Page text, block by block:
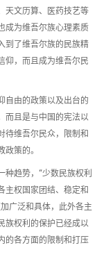
天文历算、医药技艺等
成为维吾尔族心理素质
到了维吾尔族的民族精
仰，而且成为维吾尔民
自由的政策以及出台的
而且是与中国的宪法以
待维吾尔民众，限制和
策的。
趋势，“少数民族权利
主权国家团结、稳定和
广泛和具体，此外各主
族权利的保护已经成以
的各方面的限制和打压